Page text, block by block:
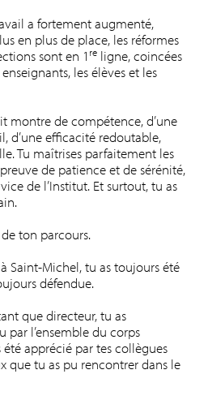
a fortement augmenté,
en plus de place, les réformes
sont en 1 re ligne, coincées
les élèves et les
montre de compétence, d’une
d’une efficacité redoutable,
Tu maîtrises parfaitement les
de patience et de sérénité,
de l’Institut. Et surtout, tu as
ton parcours.
Saint-Michel, tu as toujours été
défendue.
que directeur, tu as
l’ensemble du corps
apprécié par tes collègues
que tu as pu rencontrer dans le